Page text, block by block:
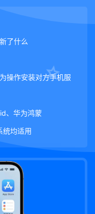
了什么
操作安装对方手机服
、华为鸿蒙
统均适用